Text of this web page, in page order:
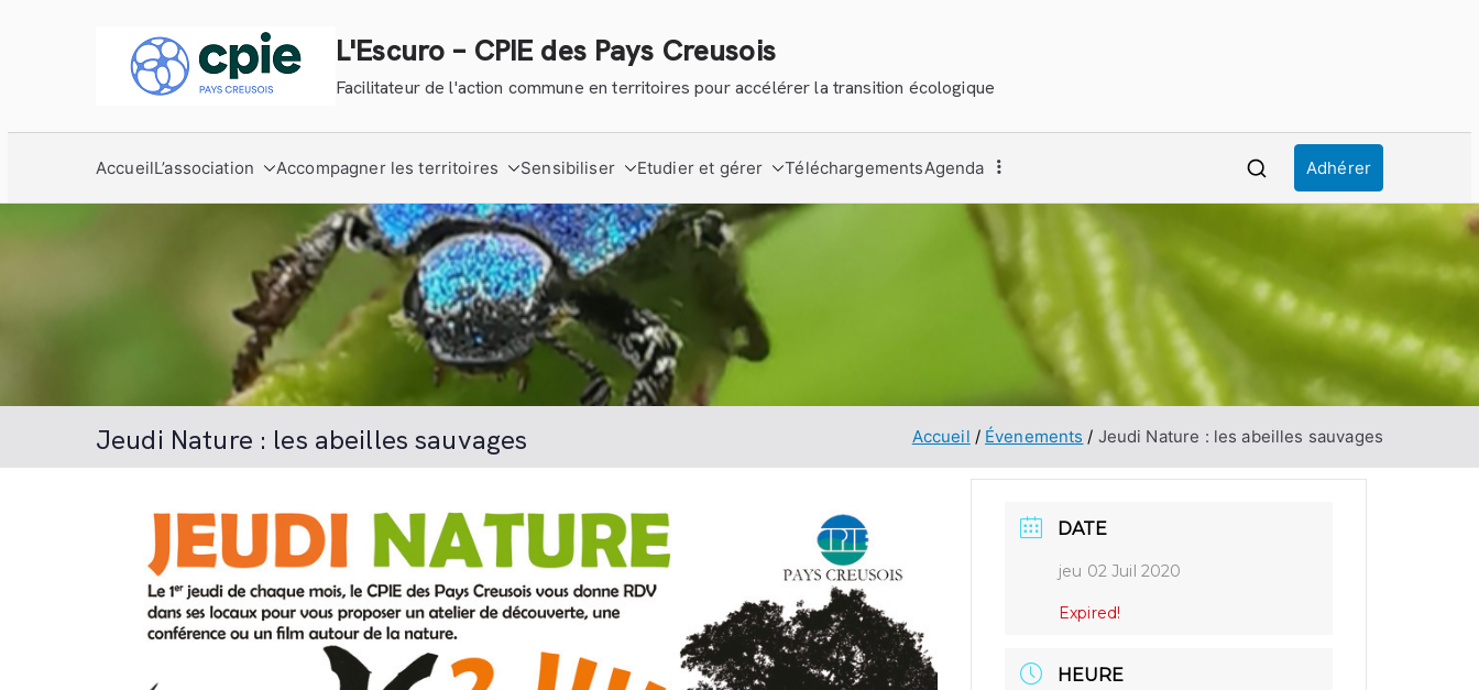
L'Escuro – CPIE des Pays Creusois
Facilitateur de l'action commune en territoires pour accélérer la transition écologique
AccueilL’association Accompagner les territoires Sensibiliser Etudier et gérer TéléchargementsAgenda Adhérer
Jeudi Nature : les abeilles sauvages Accueil Évenements Jeudi Nature : les abeilles sauvages
DATE
jeu 02 Juil 2020
Expired!
HEURE